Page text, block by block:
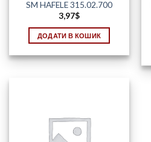
SM HAFELE 315.02.700
3,97$
ДОДАТИ В КОШИК